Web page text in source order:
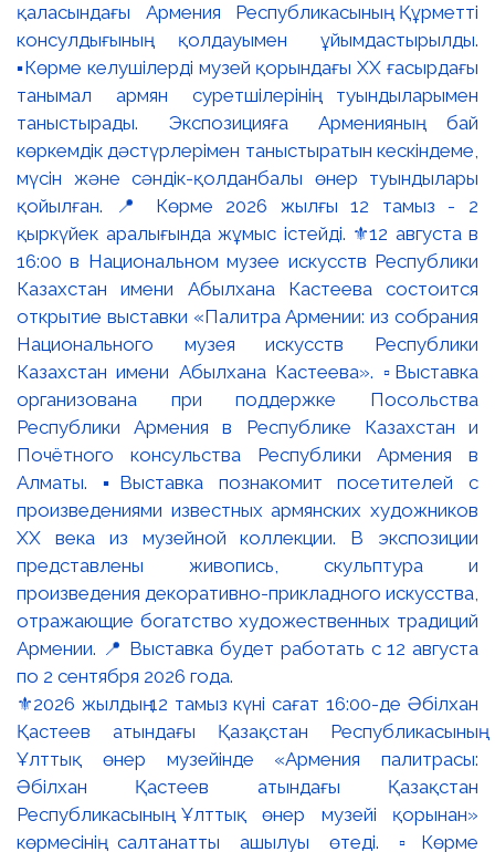
⚜️2026 жылдың 12 тамыз күні сағат 16:00-де Әбілхан
Қастеев атындағы Қазақстан Республикасының
Ұлттық өнер музейінде «Армения палитрасы:
Әбілхан Қастеев атындағы Қазақстан
Республикасының Ұлттық өнер музейі қорынан»
көрмесінің салтанатты ашылуы өтеді. ▫️Көрме